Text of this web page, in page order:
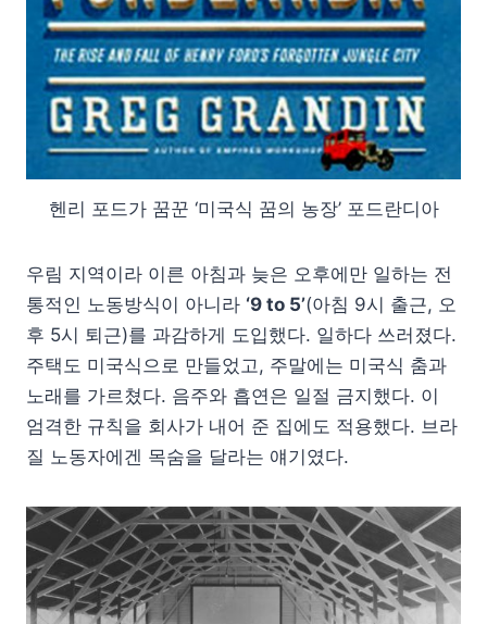
헨리 포드가 꿈꾼 ‘미국식 꿈의 농장’ 포드란디아
우림 지역이라 이른 아침과 늦은 오후에만 일하는 전
통적인 노동방식이 아니라 ‘9 to 5’(아침 9시 출근, 오
후 5시 퇴근)를 과감하게 도입했다. 일하다 쓰러졌다.
주택도 미국식으로 만들었고, 주말에는 미국식 춤과
노래를 가르쳤다. 음주와 흡연은 일절 금지했다. 이
엄격한 규칙을 회사가 내어 준 집에도 적용했다. 브라
질 노동자에겐 목숨을 달라는 얘기였다.